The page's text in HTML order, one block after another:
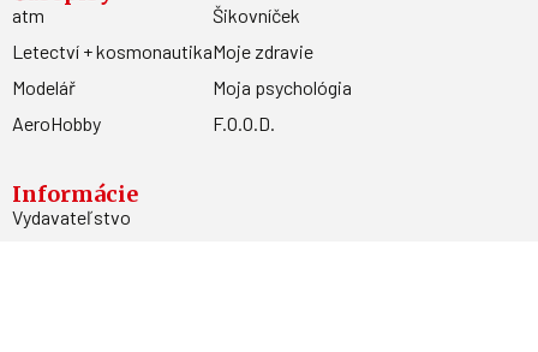
atm
Letectví + kosmonautika
Modelář
AeroHobby
Šikovníček
Moje zdravie
Moja psychológia
F.O.O.D.
Informácie
Vydavateľstvo